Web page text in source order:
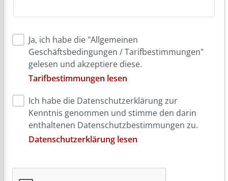
Ja, ich habe die "Allgemeinen
Geschäftsbedingungen / Tarifbestimmungen"
gelesen und akzeptiere diese.
Tarifbestimmungen lesen
Ich habe die Datenschutzerklärung zur
Kenntnis genommen und stimme den darin
enthaltenen Datenschutzbestimmungen zu.
Datenschutzerklärung lesen